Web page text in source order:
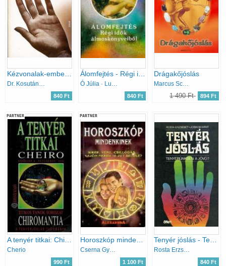
840 Ft 840 Ft
Drágakőjóslás
Marcus Schmieke
1 490 Ft 894 Ft
PARTNER
A tenyér titkai: Chiromantia
Cherio
990 Ft
PARTNER
Horoszkóp mindenkinek
Cserna György (szerk.)
1 100 Ft
Tenyér jóslás - Tenyerünkben a jövő?
Rosta Erzsébet; Joshi Bharat
840 Ft